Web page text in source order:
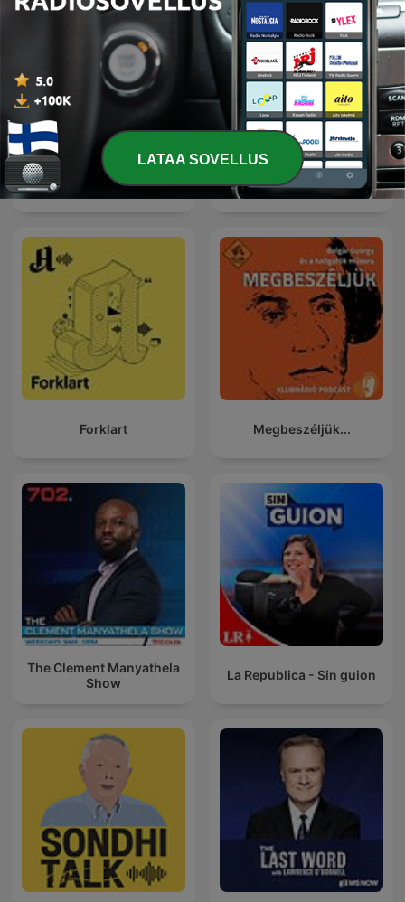
Global News Podcast Kriminálka
Forklart Megbeszéljük...
The Clement Manyathela
Show
La Republica - Sin guion
LATAA SOVELLUS